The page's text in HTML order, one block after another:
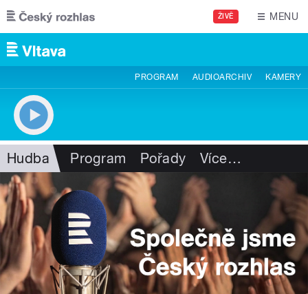
Přejít k hlavnímu obsahu
ŽIVĚ MENU
PROGRAM AUDIOARCHIV KAMERY
Hudba Program Pořady Více…